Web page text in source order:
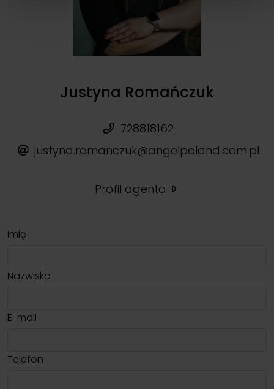
Justyna Romańczuk
728818162
justyna.romanczuk@angelpoland.com.pl
Profil agenta
Imię
Nazwisko
E-mail
Telefon